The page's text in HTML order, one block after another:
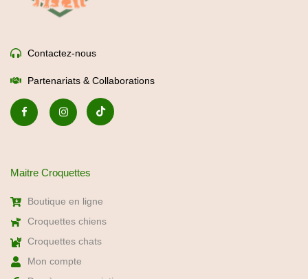
Croquettes chiens
Don à une association